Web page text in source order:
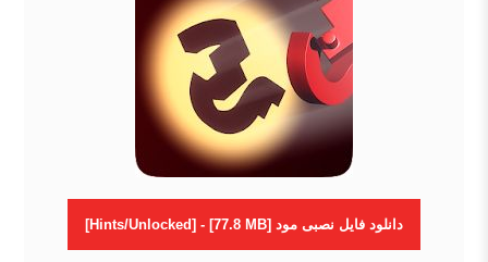
دانلود فایل نصبی مود [Hints/Unlocked] - [77.8 MB]